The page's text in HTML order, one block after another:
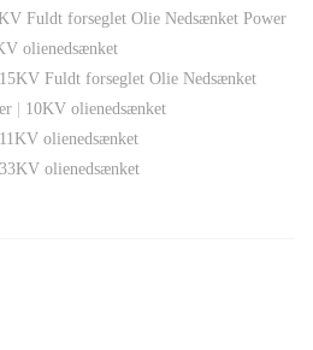
Fuldt forseglet Olie Nedsænket Power
olienedsænket
15KV Fuldt forseglet Olie Nedsænket
10KV olienedsænket
11KV olienedsænket
33KV olienedsænket